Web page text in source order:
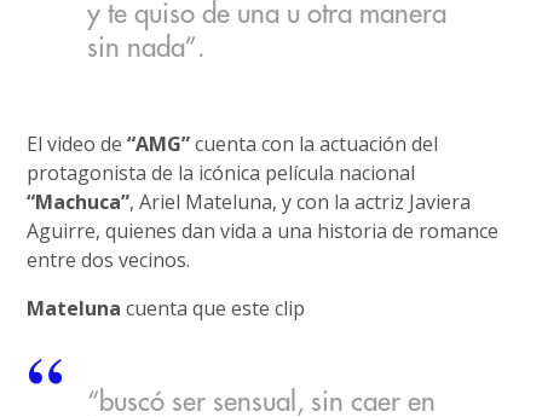
y te quiso de una u otra manera
sin nada”.
El video de“AMG”cuenta con la actuación del
protagonista de la icónica película nacional
“Machuca”, Ariel Mateluna, y con la actriz Javiera
Aguirre, quienes dan vida a una historia de romance
entre dos vecinos.
Mateluna cuenta que este clip
“buscó ser sensual, sin caer en